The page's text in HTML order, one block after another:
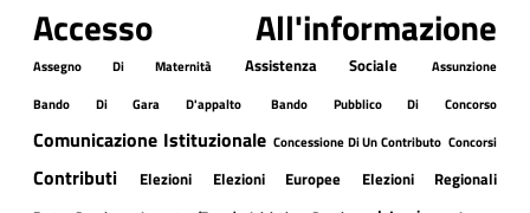
Accesso All'informazione
Assegno Di Maternità Assistenza Sociale
Assunzione
Bando Di Gara D'appalto
Bando Pubblico Di Concorso
Comunicazione Istituzionale Concessione Di Un Contributo Concorsi
Contributi Elezioni Elezioni Europee Elezioni Regionali